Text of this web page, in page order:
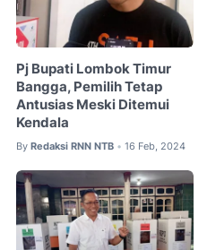
Pj Bupati Lombok Timur
Bangga, Pemilih Tetap
Antusias Meski Ditemui
Kendala
By Redaksi RNN NTB • 16 Feb, 2024